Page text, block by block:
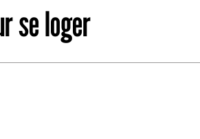
Après la 3eme
se loger